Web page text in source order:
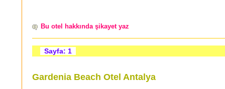
Bu otel hakkında şikayet yaz
Sayfa: 1
Gardenia Beach Otel Antalya